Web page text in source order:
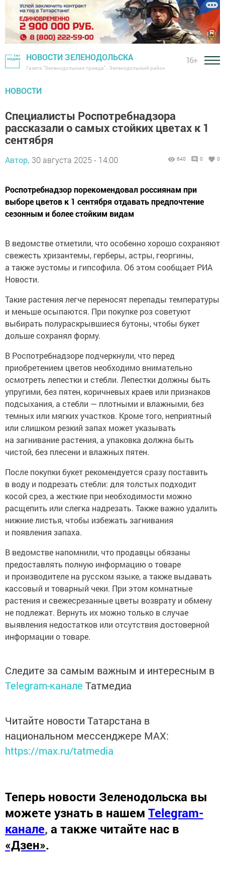
НОВОСТИ ЗЕЛЕНОДОЛЬСКА
Газета "Зеленодольская правда" - Зеленодольский район
16+
НОВОСТИ
Специалисты Роспотребнадзора
рассказали о самых стойких цветах к 1
сентября
Автор, 30 августа 2025 - 14:00 640 0 0
Роспотребнадзор порекомендовал россиянам при
выборе цветов к 1 сентября отдавать предпочтение
сезонным и более стойким видам
В ведомстве отметили, что особенно хорошо сохраняют
свежесть хризантемы, герберы, астры, георгины,
а также эустомы и гипсофила. Об этом сообщает РИА
Новости.
Такие растения легче переносят перепады температуры
и меньше осыпаются. При покупке роз советуют
выбирать полураскрывшиеся бутоны, чтобы букет
дольше сохранял форму.
В Роспотребнадзоре подчеркнули, что перед
приобретением цветов необходимо внимательно
осмотреть лепестки и стебли. Лепестки должны быть
упругими, без пятен, коричневых краев или признаков
подсыхания, а стебли — плотными и влажными, без
темных или мягких участков. Кроме того, неприятный
или слишком резкий запах может указывать
на загнивание растения, а упаковка должна быть
чистой, без плесени и влажных пятен.
После покупки букет рекомендуется сразу поставить
в воду и подрезать стебли: для толстых подходит
косой срез, а жесткие при необходимости можно
расщепить или слегка надрезать. Также важно удалить
нижние листья, чтобы избежать загнивания
и появления запаха.
В ведомстве напомнили, что продавцы обязаны
предоставлять полную информацию о товаре
и производителе на русском языке, а также выдавать
кассовый и товарный чеки. При этом комнатные
растения и свежесрезанные цветы возврату и обмену
не подлежат. Вернуть их можно только в случае
выявления недостатков или отсутствия достоверной
информации о товаре.
Следите за самым важным и интересным в
Telegram-канале Татмедиа
Читайте новости Татарстана в
национальном мессенджере MАХ:
https://max.ru/tatmedia
Теперь новости Зеленодольска вы
можете узнать в нашем Telegram-
канале, а также читайте нас в
«Дзен».